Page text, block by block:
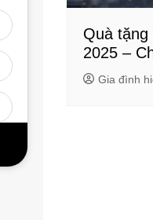
Quà
2025 –
Gia đình